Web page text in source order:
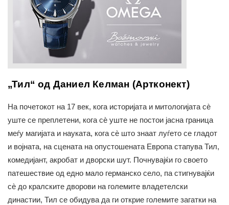
„Тил“ од Даниел Келман (Артконект)
На почетокот на 17 век, кога историјата и митологијата сè
уште се преплетени, кога сè уште не постои јасна граница
меѓу магијата и науката, кога сè што знаат луѓето се гладот
и војната, на сцената на опустошената Европа стапува Тил,
комедијант, акробат и дворски шут. Почнувајќи го своето
патешествие од едно мало германско село, па стигнувајќи
сè до кралските дворови на големите владетелски
династии, Тил се обидува да ги открие големите загатки на